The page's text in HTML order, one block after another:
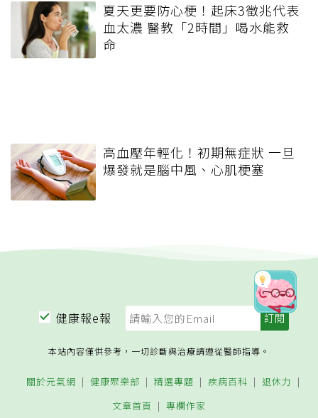
夏天更要防心梗！起床3徵兆代表
血太濃 醫教「2時間」喝水能救
命
高血壓年輕化！初期無症狀 一旦
爆發就是腦中風、心肌梗塞
健康報e報
本站內容僅供參考，一切診斷與治療請遵從醫師指導。
關於元氣網 健康聚樂部 精選專題 疾病百科
退休力
文章首頁
專欄作家